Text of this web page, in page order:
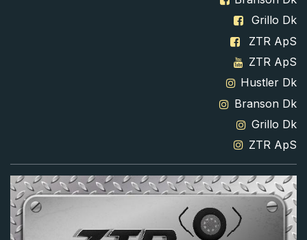
Grillo Dk
ZTR ApS
ZTR ApS
Hustler Dk
Branson Dk
Grillo Dk
ZTR ApS